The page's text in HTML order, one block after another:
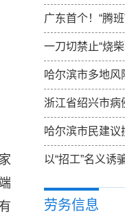
一刀切禁止“烧
哈尔滨市多地风
浙江省绍兴市病
劳务信息